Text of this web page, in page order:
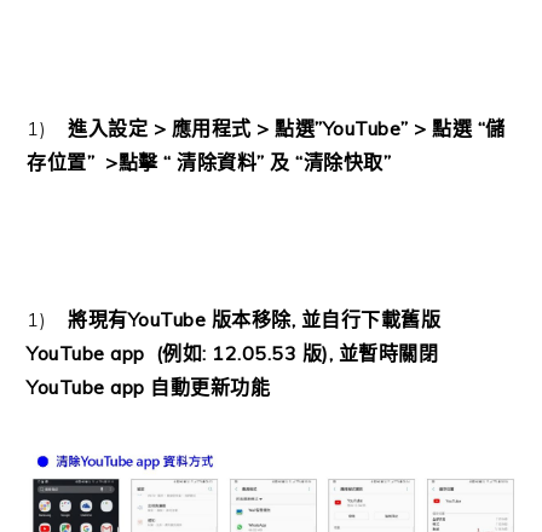
1)進入設定 > 應用程式 >點選”YouTube” >點選 “儲
存位置” >點擊 “ 清除資料” 及 “清除快取”
1)將現有YouTube 版本移除, 並自行下載舊版
YouTube app (例如: 12.05.53 版), 並暫時關閉
YouTube app 自動更新功能